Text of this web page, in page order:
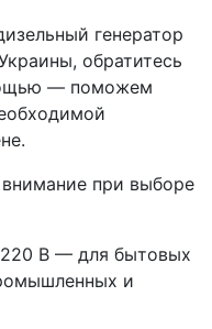
генератор
обратитесь
— поможем
при выборе
В — для бытовых
и